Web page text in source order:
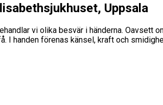
Uppsala
vi olika besvär i händerna. Oavsett
I handen förenas känsel, kraft och